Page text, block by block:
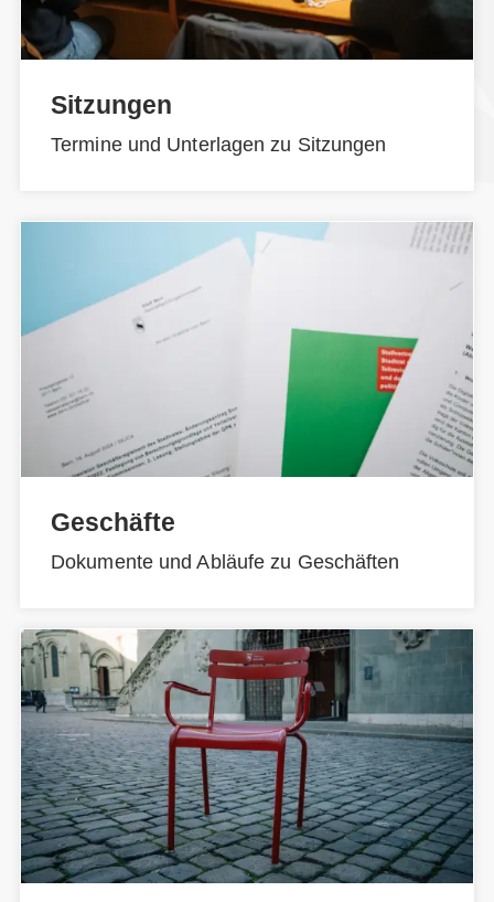
Sitzungen
Termine und Unterlagen zu Sitzungen
Geschäfte
Dokumente und Abläufe zu Geschäften